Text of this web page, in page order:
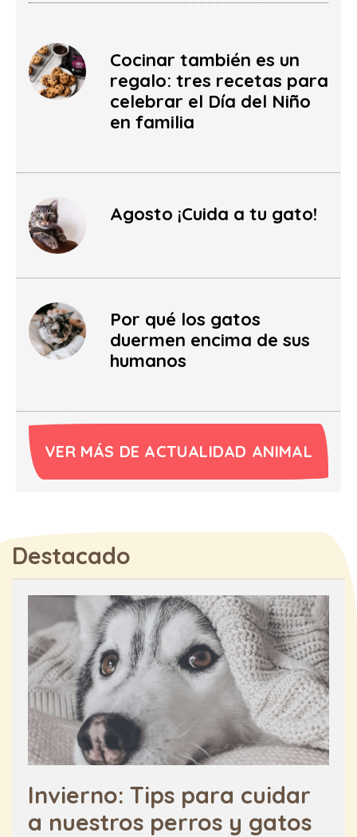
Cocinar también es un
regalo: tres recetas para
celebrar el Día del Niño
en familia
Agosto ¡Cuida a tu gato!
Por qué los gatos
duermen encima de sus
humanos
VER MÁS DE ACTUALIDAD ANIMAL
Destacado
Invierno: Tips para cuidar
a nuestros perros y gatos